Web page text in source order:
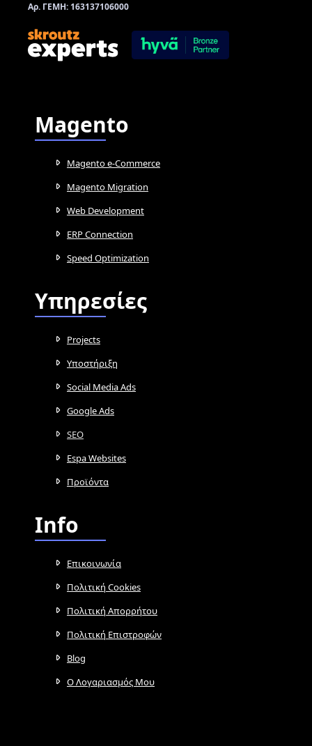
Αρ. ΓΕΜΗ: 163137106000
Magento
Magento e-Commerce
Magento Migration
Web Development
ERP Connection
Speed Optimization
Υπηρεσίες
Projects
Υποστήριξη
Social Media Ads
Google Ads
SEO
Espa Websites
Προϊόντα
Info
Επικοινωνία
Πολιτική Cookies
Πολιτική Απορρήτου
Πολιτική Επιστροφών
Blog
Ο Λογαριασμός Μου